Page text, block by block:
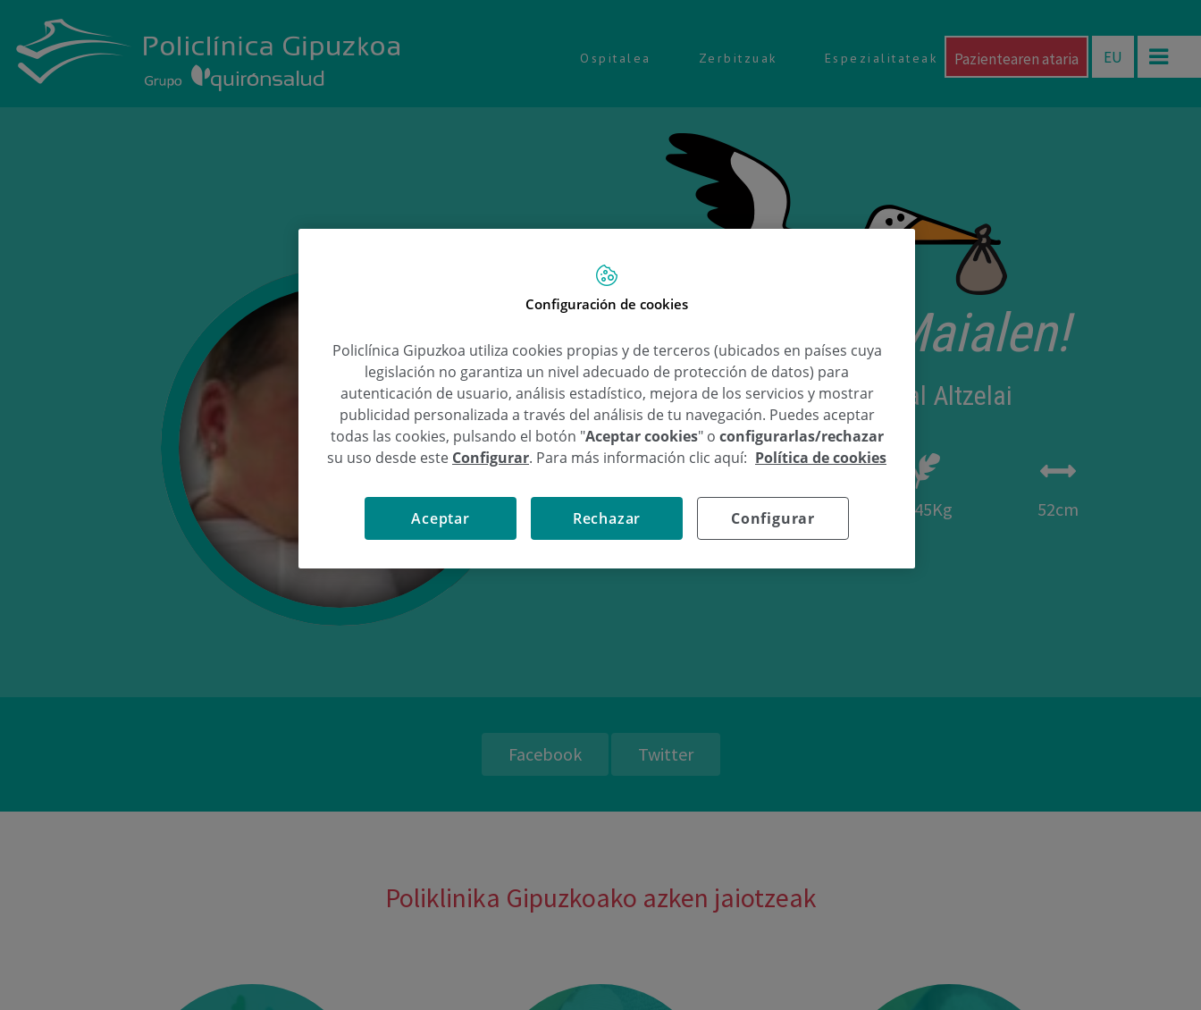
Ospitalea Zerbitzuak Espezialitateak Pazientearen ataria EU
Ongi etorri Maialen!
Maialen Mendizabal Altzelai
3.45Kg 52cm
Facebook Twitter
Poliklinika Gipuzkoako azken jaiotzeak
Configuración de cookies
Policlínica Gipuzkoa utiliza cookies propias y de terceros (ubicados en países cuya
legislación no garantiza un nivel adecuado de protección de datos) para
autenticación de usuario, análisis estadístico, mejora de los servicios y mostrar
publicidad personalizada a través del análisis de tu navegación. Puedes aceptar
todas las cookies, pulsando el botón "Aceptar cookies" o configurarlas/rechazar
su uso desde este Configurar. Para más información clic aquí: Política de cookies
Configurar
Rechazar
Aceptar